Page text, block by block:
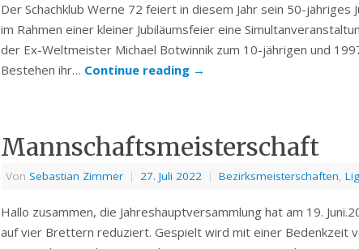
Der Schachklub Werne 72 feiert in diesem Jahr sein 50-
im Rahmen einer kleiner Jubiläumsfeier eine
der Ex-Weltmeister Michael Botwinnik zum 10-jährigen und
Bestehen ihr… Continue reading →
Mannschaftsmeisterschaft
Von Sebastian Zimmer | 27. Juli 2022 | Bezirksmeisterschaften,
Hallo zusammen, die Jahreshauptversammlung hat am 19.
auf vier Brettern reduziert. Gespielt wird mit einer Bedenkzeit